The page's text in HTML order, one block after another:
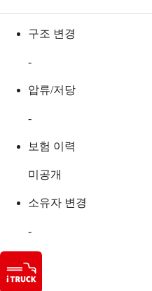
구조 변경
-
압류/저당
-
보험 이력
미공개
소유자 변경
-